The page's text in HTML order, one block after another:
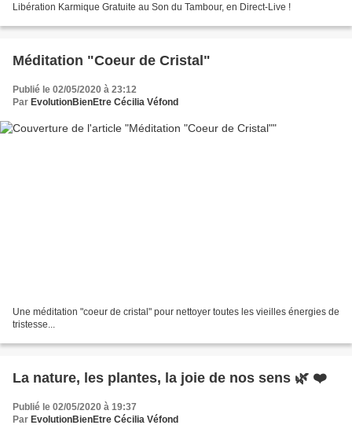
Libération Karmique Gratuite au Son du Tambour, en Direct-Live !
Méditation "Coeur de Cristal"
Publié le 02/05/2020 à 23:12
Par EvolutionBienEtre Cécilia Véfond
Une méditation "coeur de cristal" pour nettoyer toutes les vieilles énergies de
tristesse...
La nature, les plantes, la joie de nos sens 🌿 ❤️
Publié le 02/05/2020 à 19:37
Par EvolutionBienEtre Cécilia Véfond